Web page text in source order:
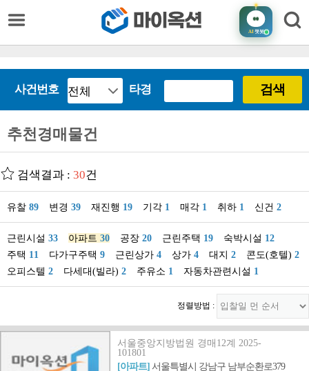
AI챗봇
사건번호 타경 검색
추천경매물건
검색결과 : 30건
유찰 89 변경 39 재진행 19 기각 1 매각 1 취하 1 신건 2
근린시설 33 아파트 30 공장 20 근린주택 19 숙박시설 12
주택 11 다가구주택 9 근린상가 4 상가 4 대지 2 콘도(호텔) 2
오피스텔 2 다세대(빌라) 2 주유소 1 자동차관련시설 1
정렬방법 :
서울중앙지방법원 경매12계 2025-
101801
[아파트]서울특별시 강남구 남부순환로379